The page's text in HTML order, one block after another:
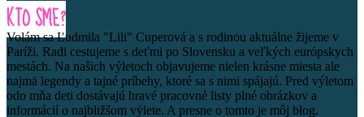
KTO SME?
Volám sa Ľudmila "Lili" Cuperová a s rodinou aktuálne žijeme v
Paríži. Radi cestujeme s deťmi po Slovensku a veľkých európskych
mestách. Na našich výletoch objavujeme nielen krásne miesta ale
najmä legendy a tajné príbehy, ktoré sa s nimi spájajú. Pred výletom
odo mňa deti dostávajú hravé pracovné listy plné obrázkov a
informácií o najbližšom výlete. A presne o tomto je môj blog.